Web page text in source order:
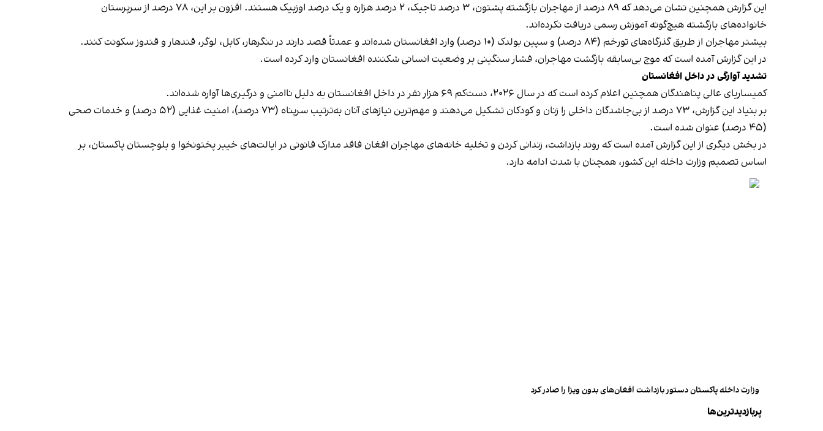
این گزارش همچنین نشان می‌دهد که ۸۹ درصد از مهاجران بازگشته پشتون، ۳ درصد تاجیک، ۲ درصد هزاره و یک درصد اوزبیک هستند. افزون بر این، ۷۸ درصد از سرپرستان
خانواده‌های بازگشته هیچ‌گونه آموزش رسمی دریافت نکرده‌اند.
بیشتر مهاجران از طریق گذرگاه‌های تورخم (۸۴ درصد) و سپین بولدک (۱۰ درصد) وارد افغانستان شده‌اند و عمدتاً قصد دارند در ننگرهار، کابل، لوگر، قندهار و قندوز سکونت کنند.
در این گزارش آمده است که موج بی‌سابقه بازگشت مهاجران، فشار سنگینی بر وضعیت انسانی شکننده افغانستان وارد کرده است.
تشدید آوارگی در داخل افغانستان
کمیساریای عالی پناهندگان همچنین اعلام کرده است که در سال ۲۰۲۶، دست‌کم ۶۹ هزار نفر در داخل افغانستان به دلیل ناامنی و درگیری‌ها آواره شده‌اند.
بر بنیاد این گزارش، ۷۳ درصد از بی‌جاشدگان داخلی را زنان و کودکان تشکیل می‌دهند و مهم‌ترین نیازهای آنان به‌ترتیب سرپناه (۷۳ درصد)، امنیت غذایی (۵۲ درصد) و خدمات صحی
(۴۵ درصد) عنوان شده است.
در بخش دیگری از این گزارش آمده است که روند بازداشت، زندانی کردن و تخلیه خانه‌های مهاجران افغان فاقد مدارک قانونی در ایالت‌های خیبر پختونخوا و بلوچستان پاکستان، بر
اساس تصمیم وزارت داخله این کشور، همچنان با شدت ادامه دارد.
وزارت داخله پاکستان دستور بازداشت افغان‌های بدون ویزا را صادر کرد
پربازدیدترین‌ها